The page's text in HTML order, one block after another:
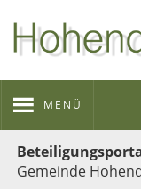
MENÜ
Gemeinde